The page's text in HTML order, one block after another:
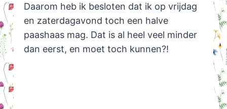
Daarom heb ik besloten dat ik op vrijdag
en zaterdagavond toch een halve
paashaas mag. Dat is al heel veel minder
dan eerst, en moet toch kunnen?!